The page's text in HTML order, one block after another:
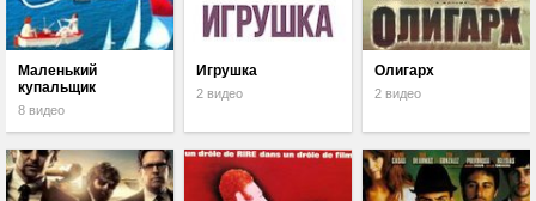
Маленький
купальщик
8 видео
Игрушка
2 видео
Олигарх
2 видео